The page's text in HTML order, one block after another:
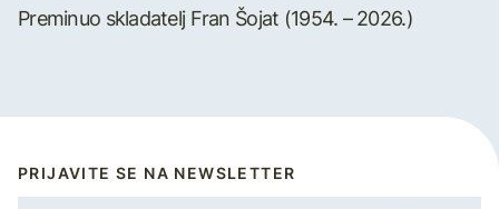
Preminuo skladatelj Fran Šojat (1954. – 2026.)
PRIJAVITE SE NA NEWSLETTER